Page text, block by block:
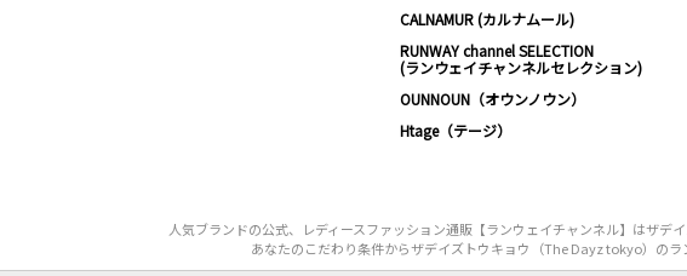
CALNAMUR (カルナムール)
RUNWAY channel SELECTION
(ランウェイチャンネルセレクション)
OUNNOUN（オウンノウン）
Htage（テージ）
人気ブランドの公式、レディースファッション通販【ランウェイチャンネル】はザ
あなたのこだわり条件からザデイズトウキョウ（The Dayz tokyo）の